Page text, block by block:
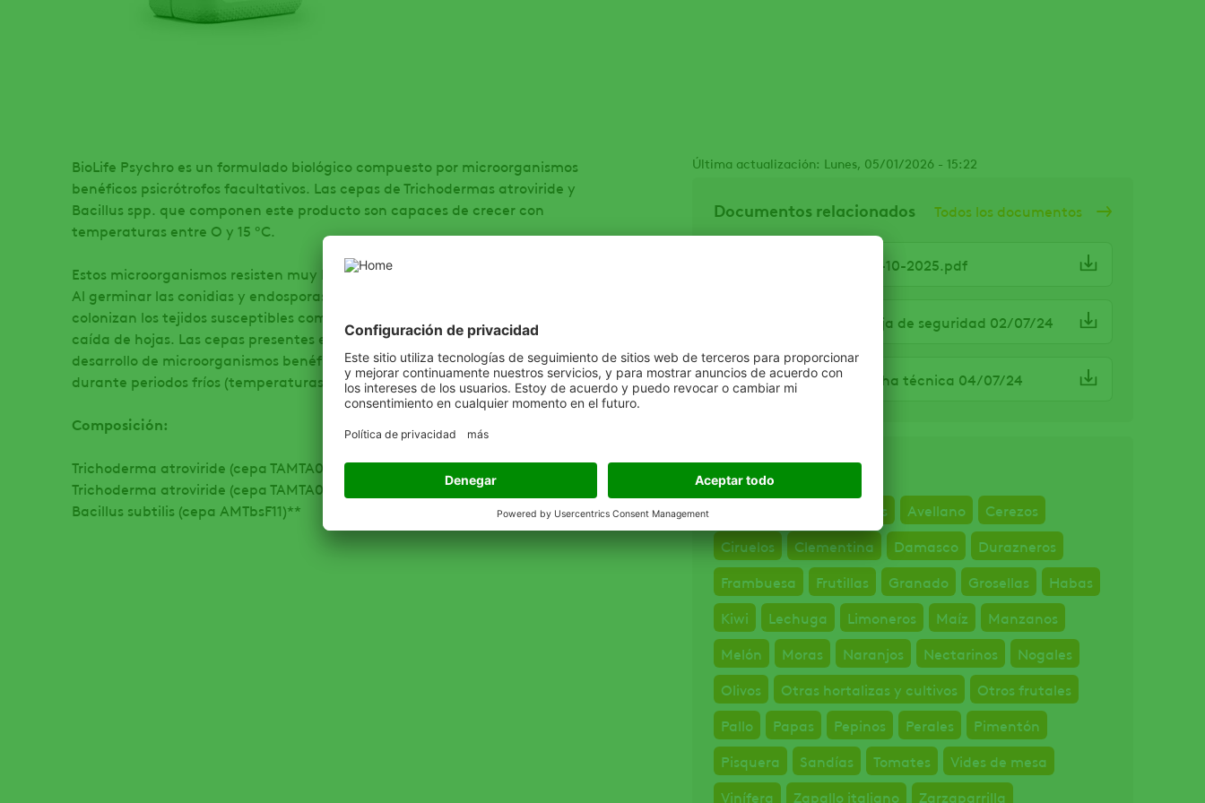
Última actualización: Lunes, 05/01/2026 - 15:22
BioLife Psychro es un formulado biológico compuesto por microorganismos
benéficos psicrótrofos facultativos. Las cepas de Trichodermas atroviride y
Bacillus spp. que componen este producto son capaces de crecer con
temperaturas entre O y 15 ºC.
Estos microorganismos resisten muy bien las condiciones extremas de frío.
Al germinar las conidias y endosporas en contacto con la planta,
colonizan los tejidos susceptibles como estomas o heridas de la poda y la
caída de hojas. Las cepas presentes en Biolife Psychro promueven el
desarrollo de microorganismos benéficos en la parte aérea del cultivo
durante periodos fríos (temperaturas promedio inferiores a 15ºC).
Composición:
Trichoderma atroviride (cepa TAMTA05)*
Trichoderma atroviride (cepa TAMTA06)*
Bacillus subtilis (cepa AMTbsF11)**
Documentos relacionados Todos los documentos
BioLife Psychro 06-10-2025.pdf
BioLife Psychro Hoja de seguridad 02/07/24
BioLife Psychro Ficha técnica 04/07/24
Cultivos
Arándanos Avellano
Cerezos
Ciruelos
Clementina Damasco
Durazneros
Frambuesa
Frutillas Granado Grosellas
Habas
Kiwi
Lechuga Limoneros Maíz
Manzanos
Melón
Moras Naranjos Nectarinos
Nogales
Olivos
Otras hortalizas y cultivos
Otros frutales
Pallo
Papas Pepinos Perales
Pimentón
Pisquera
Sandías Tomates
Vides de mesa
Vinífera
Zapallo italiano Zarzaparrilla